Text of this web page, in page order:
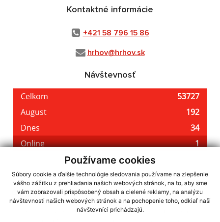
Používame cookies
Súbory cookie a ďalšie technológie sledovania používame na zlepšenie
vášho zážitku z prehliadania našich webových stránok, na to, aby sme
vám zobrazovali prispôsobený obsah a cielené reklamy, na analýzu
návštevnosti našich webových stránok a na pochopenie toho, odkiaľ naši
návštevníci prichádzajú.
Kontaktné informácie
+421 58 796 15 86
hrhov@hrhov.sk
Návštevnosť
využite možnosť získavania aktuálnych informácií s využitím RSS
CMS systém (redakčný) systém ECHELON 2,Mapa stránok,web portál
webex.digital, s.r.o.,domény,registrácia domény